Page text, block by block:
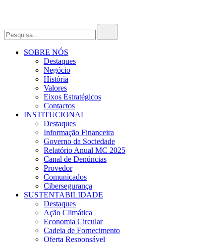
SOBRE NÓS
Destaques
Negócio
História
Valores
Eixos Estratégicos
Contactos
INSTITUCIONAL
Destaques
Informação Financeira
Governo da Sociedade
Relatório Anual MC 2025
Canal de Denúncias
Provedor
Comunicados
Cibersegurança
SUSTENTABILIDADE
Destaques
Ação Climática
Economia Circular
Cadeia de Fornecimento
Oferta Responsável